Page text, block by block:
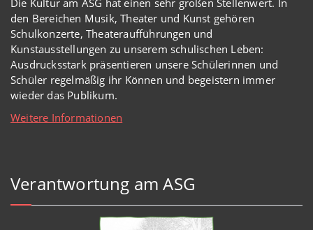
Die Kultur am ASG hat einen sehr großen Stellenwert. In
den Bereichen Musik, Theater und Kunst gehören
Schulkonzerte, Theateraufführungen und
Kunstausstellungen zu unserem schulischen Leben:
Ausdrucksstark präsentieren unsere Schülerinnen und
Schüler regelmäßig ihr Können und begeistern immer
wieder das Publikum.
Weitere Informationen
Verantwortung am ASG